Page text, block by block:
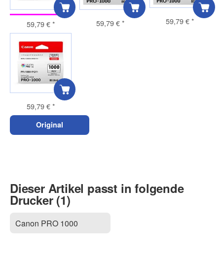
59,79 €* 59,79 €* 59,79 €*
59,79 €*
Original
Dieser Artikel passt in folgende
Drucker (1)
Canon PRO 1000